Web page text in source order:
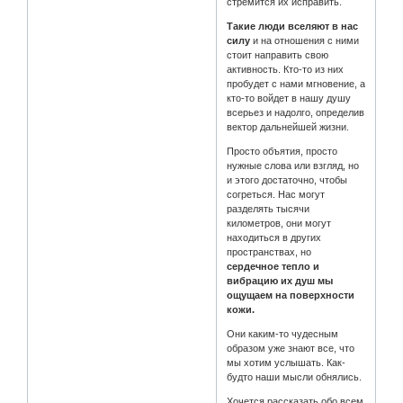
Такие люди вселяют в нас
силу и на отношения с ними
стоит направить свою
активность. Кто-то из них
пробудет с нами мгновение, а
кто-то войдет в нашу душу
всерьез и надолго, определив
вектор дальнейшей жизни.
Просто объятия, просто
нужные слова или взгляд, но
и этого достаточно, чтобы
согреться. Нас могут
разделять тысячи
километров, они могут
находиться в других
пространствах, но
сердечное тепло и
вибрацию их душ мы
ощущаем на поверхности
кожи.
Они каким-то чудесным
образом уже знают все, что
мы хотим услышать. Как-
будто наши мысли обнялись.